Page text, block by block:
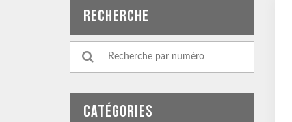
RECHERCHE
CATÉGORIES